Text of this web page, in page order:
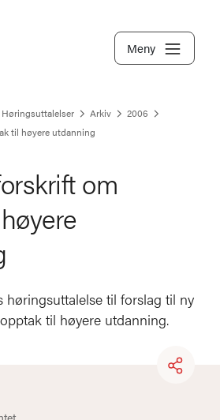
Meny
Høringsuttalelser Arkiv
2006
til høyere utdanning
om
høringsuttalelse til forslag til ny
til høyere utdanning.